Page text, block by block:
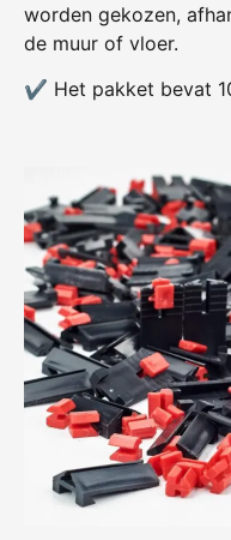
worden gekozen,
de muur of vloer.
✔ Het pakket bevat